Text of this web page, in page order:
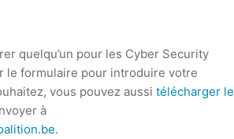
quelqu’un pour les Cyber Security
le formulaire pour introduire votre
vous pouvez aussi télécharger le
à
.